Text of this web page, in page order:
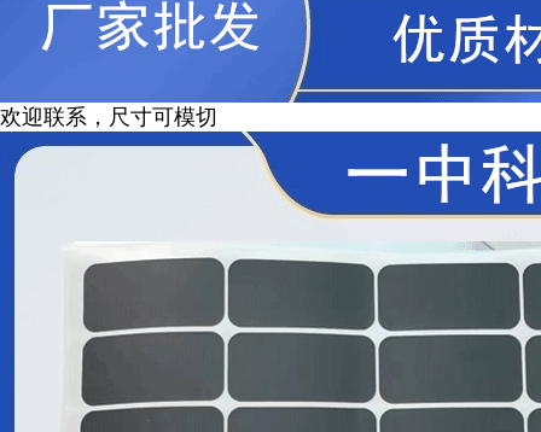
欢迎联系，尺寸可模切